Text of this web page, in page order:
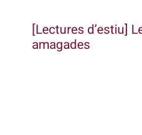
[Lectures d’estiu]
amagades